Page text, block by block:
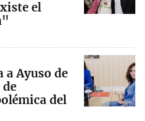
el
a Ayuso de
del